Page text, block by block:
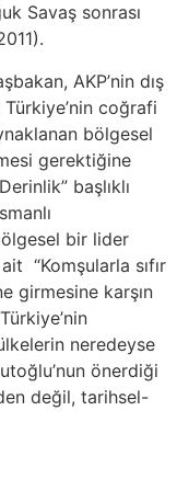
Savaş sonrası
AKP’nin dış
coğrafi
bölgesel
gerektiğine
başlıklı
bir lider
“Komşularla sıfır
girmesine karşın
neredeyse
önerdiği
değil, tarihsel-